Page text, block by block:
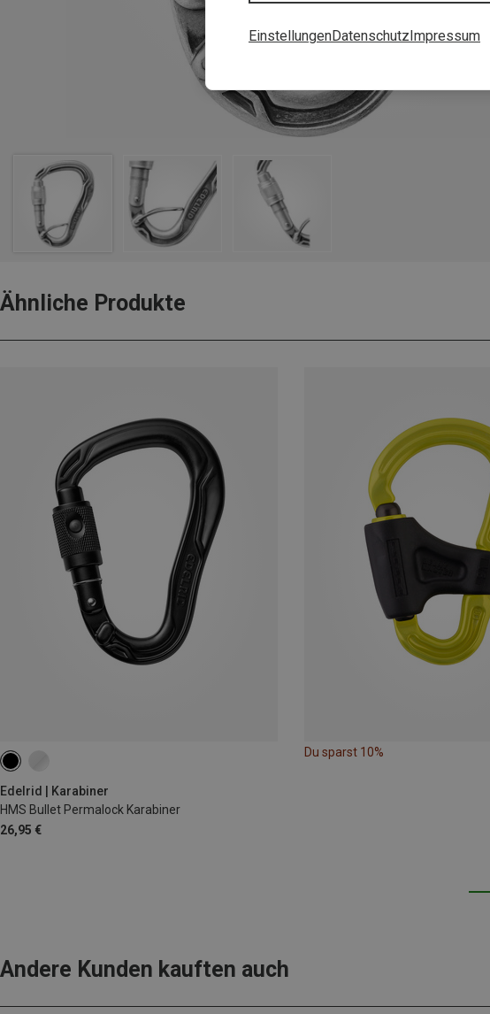
Ähnliche Produkte
Edelrid | Karabiner
HMS Bullet Permalock Karabiner
26,95 €
Du sparst 10%
Andere Kunden kauften auch
EinstellungenDatenschutz Impressum